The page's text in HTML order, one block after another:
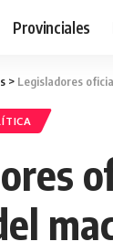
Provinciales
> Legisladores